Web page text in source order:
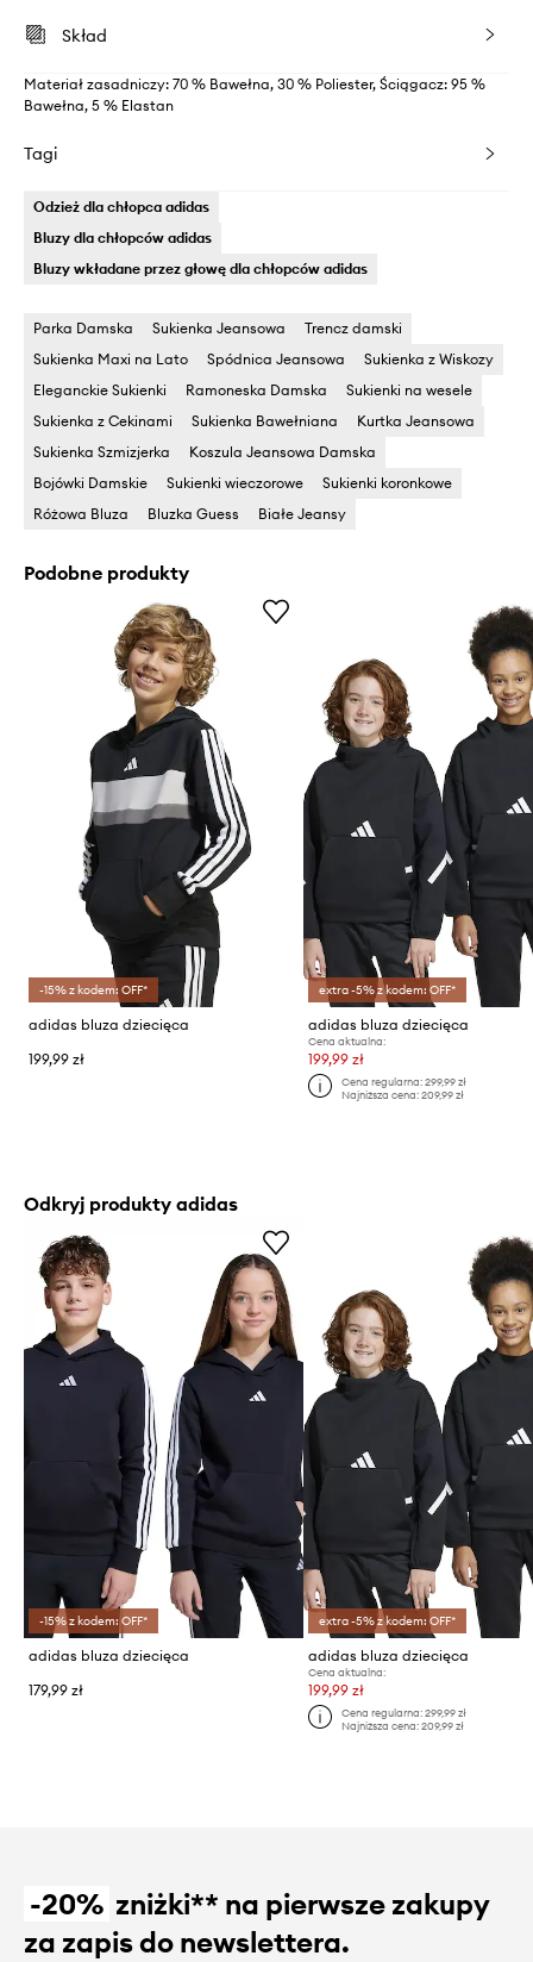
Skład
Materiał zasadniczy: 70 % Bawełna, 30 % Poliester, Ściągacz: 95 %
Bawełna, 5 % Elastan
Tagi
Odzież dla chłopca adidas
Bluzy dla chłopców adidas
Bluzy wkładane przez głowę dla chłopców adidas
Parka Damska Sukienka Jeansowa
Trencz damski
Sukienka Maxi na Lato
Spódnica Jeansowa
Sukienka z Wiskozy
Eleganckie Sukienki
Ramoneska Damska
Sukienki na wesele
Sukienka z Cekinami
Sukienka Bawełniana
Kurtka Jeansowa
Sukienka Szmizjerka
Koszula Jeansowa Damska
Bojówki Damskie
Sukienki wieczorowe
Sukienki koronkowe
Różowa Bluza
Bluzka Guess Białe Jeansy
Podobne produkty
-15% z kodem: OFF*
adidas bluza dziecięca
199,99 zł
extra -5% z kodem: OFF*
adidas bluza dziecięca
Cena aktualna:
199,99 zł
Cena regularna: 299,99 zł
Najniższa cena: 209,99 zł
Odkryj produkty adidas
-15% z kodem: OFF*
adidas bluza dziecięca
179,99 zł
extra -5% z kodem: OFF*
adidas bluza dziecięca
Cena aktualna:
199,99 zł
Cena regularna: 299,99 zł
Najniższa cena: 209,99 zł
-20% zniżki** na pierwsze zakupy
za zapis do newslettera.